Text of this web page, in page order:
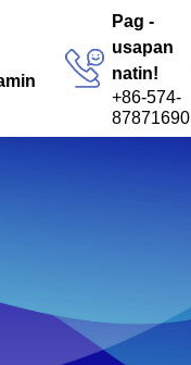
Pag -
usapan
natin!
+86-574-
87871690